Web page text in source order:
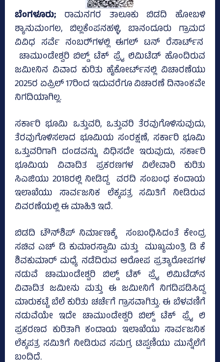
ಬೆಂಗಳೂರು; ರಾಮನಗರ ತಾಲೂಕು ಬಿಡದಿ ಹೋಬಳಿ
ಶ್ಯಾನುಮಂಗಲ, ಬಿಲ್ಲಕೆಂಪನಹಳ್ಳಿ, ಬಾನಂದೂರು ಗ್ರಾಮದ
ವಿವಿಧ ಸರ್ವೆ ನಂಬರ್‍‌ಗಳಲ್ಲಿ ಈಗಲ್‌ ಟನ್‌ ರೆಸಾರ್ಟ್‌ನ
ಚಾಮುಂಡೇಶ್ವರಿ ಬಿಲ್ಡ್‌ ಟೆಕ್ ಪ್ರೈ ಲಿಮಿಟೆಡ್ ಹೊಂದಿರುವ
ಜಮೀನಿನ ವಿವಾದ ಕುರಿತು ಹೈಕೋರ್ಟ್‌ನಲ್ಲಿ ವಿಚಾರಣೆಯು
2025ರ ಏಪ್ರಿಲ್‌ 17ರಿಂದ ಇದುವರೆಗೂ ವಿಚಾರಣೆ ದಿನಾಂಕವೇ
ನಿಗದಿಯಾಗಿಲ್ಲ.
ಸರ್ಕಾರಿ ಭೂಮಿ ಒತ್ತುವರಿ, ಒತ್ತುವರಿ ತೆರವುಗೊಳಿಸುವುದು,
ತೆರವುಗೊಳಿಸಲಾದ ಭೂಮಿಯ ಸಂರಕ್ಷಣೆ, ಸರ್ಕಾರಿ ಭೂಮಿ
ಒತ್ತುವರಿಗಾಗಿ ದಂಡವನ್ನು ವಿಧಿಸದೇ ಇರುವುದು, ಸರ್ಕಾರಿ
ಭೂಮಿಯ ವಿವಾದಿತ ಪ್ರಕರಣಗಳ ವಿಲೇವಾರಿ ಕುರಿತು
ಸಿಎಜಿಯು 2018ರಲ್ಲಿ ನೀಡಿದ್ದ ವರದಿ ಸಂಬಂಧ ಕಂದಾಯ
ಇಲಾಖೆಯು ಸಾರ್ವಜನಿಕ ಲೆಕ್ಕಪತ್ರ ಸಮಿತಿಗೆ ನೀಡಿರುವ
ವಿವರಣೆಯಲ್ಲಿ ಈ ಮಾಹಿತಿ ಇದೆ.
ಬಿಡದಿ ಟೌನ್‌ಶಿಪ್‌ ನಿರ್ಮಾಣಕ್ಕೆ ಸಂಬಂಧಿಸಿದಂತೆ ಕೇಂದ್ರ
ಸಚಿವ ಎಚ್‌ ಡಿ ಕುಮಾರಸ್ವಾಮಿ ಮತ್ತು ಮುಖ್ಯಮಂತ್ರಿ ಡಿ ಕೆ
ಶಿವಕುಮಾರ್ ಮಧ್ಯೆ ನಡೆದಿರುವ ಆರೋಪ ಪ್ರತ್ಯಾರೋಪಗಳ
ನಡುವೆ ಚಾಮುಂಡೇಶ್ವರಿ ಬಿಲ್ಡ್‌ ಟೆಕ್‌ ಪ್ರೈ ಲಿಮಿಟೆಡ್‌ನ
ವಿವಾದಿತ ಜಮೀನು ಮತ್ತು ಈ ಜಮೀನಿಗೆ ನಿಗದಿಪಡಿಸಿದ್ದ
ಮಾರುಕಟ್ಟೆ ಬೆಲೆ ಕುರಿತು ಚರ್ಚೆಗೆ ಗ್ರಾಸವಾಗಿತ್ತು. ಈ ಬೆಳವಣಿಗೆ
ನಡುವೆಯೇ ಇದೇ ಚಾಮುಂಡೇಶ್ವರಿ ಬಿಲ್ಡ್‌ ಟೆಕ್‌ ಪ್ರೈ ಲಿ
ಪ್ರಕರಣದ ಕುರಿತಾಗಿ ಕಂದಾಯ ಇಲಾಖೆಯು ಸಾರ್ವಜನಿಕ
ಲೆಕ್ಕಪತ್ರ ಸಮಿತಿಗೆ ನೀಡಿರುವ ಸಮಗ್ರ ಟಿಪ್ಪಣಿಯು ಮುನ್ನೆಲೆಗೆ
ಬಂದಿದೆ.